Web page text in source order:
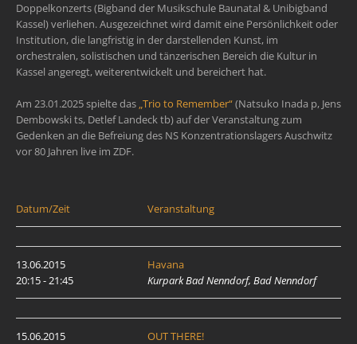
Doppelkonzerts (Bigband der Musikschule Baunatal & Unibigband
Kassel) verliehen. Ausgezeichnet wird damit eine Persönlichkeit oder
Institution, die langfristig in der darstellenden Kunst, im
orchestralen, solistischen und tänzerischen Bereich die Kultur in
Kassel angeregt, weiterentwickelt und bereichert hat.
Am 23.01.2025 spielte das „Trio to Remember“(Natsuko Inada p, Jens
Dembowski ts, Detlef Landeck tb) auf der Veranstaltung zum
Gedenken an die Befreiung des NS Konzentrationslagers Auschwitz
vor 80 Jahren live im ZDF.
Datum/Zeit Veranstaltung
13.06.2015
20:15 - 21:45
Havana
Kurpark Bad Nenndorf, Bad Nenndorf
15.06.2015
OUT THERE!